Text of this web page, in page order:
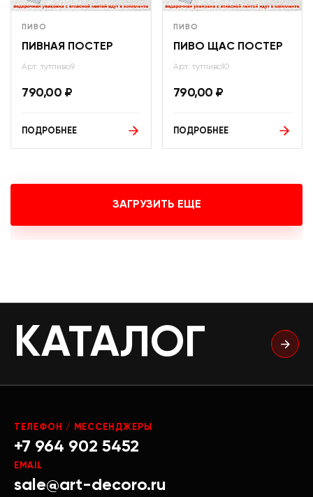
ПИВО
ПИВНАЯ ПОСТЕР
Арт: тутпиво9
790,00 ₽
ПОДРОБНЕЕ
ПИВО
ПИВО ЩАС ПОСТЕР
Арт: тутпиво10
790,00 ₽
ПОДРОБНЕЕ
ЗАГРУЗИТЬ ЕЩЕ
КАТАЛОГ
ТЕЛЕФОН / МЕССЕНДЖЕРЫ
+7 964 902 5452
EMAIL
sale@art-decoro.ru